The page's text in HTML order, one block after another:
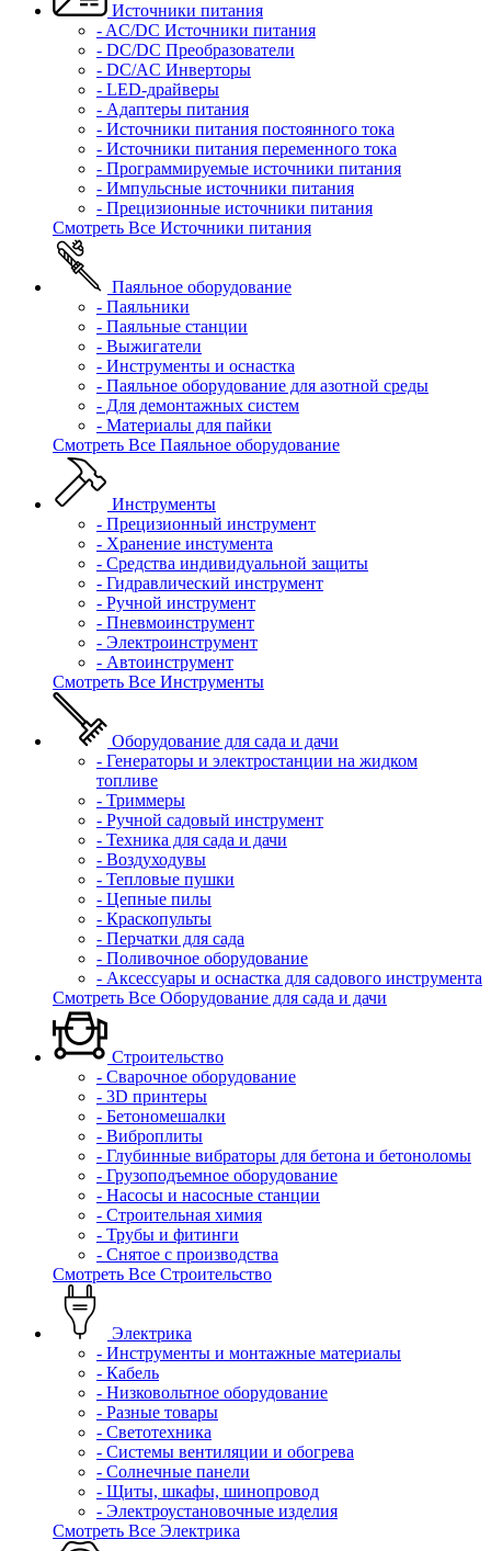
Источники питания
- AC/DC Источники питания
- DC/DC Преобразователи
- DC/AC Инверторы
- LED-драйверы
- Адаптеры питания
- Источники питания постоянного тока
- Источники питания переменного тока
- Программируемые источники питания
- Импульсные источники питания
- Прецизионные источники питания
Смотреть Все Источники питания
Паяльное оборудование
- Паяльники
- Паяльные станции
- Выжигатели
- Инструменты и оснастка
- Паяльное оборудование для азотной среды
- Для демонтажных систем
- Материалы для пайки
Смотреть Все Паяльное оборудование
Инструменты
- Прецизионный инструмент
- Хранение инстумента
- Средства индивидуальной защиты
- Гидравлический инструмент
- Ручной инструмент
- Пневмоинструмент
- Электроинструмент
- Автоинструмент
Смотреть Все Инструменты
Оборудование для сада и дачи
- Генераторы и электростанции на жидком
топливе
- Триммеры
- Ручной садовый инструмент
- Техника для сада и дачи
- Воздуходувы
- Тепловые пушки
- Цепные пилы
- Краскопульты
- Перчатки для сада
- Поливочное оборудование
- Аксессуары и оснастка для садового инструмента
Смотреть Все Оборудование для сада и дачи
Строительство
- Сварочное оборудование
- 3D принтеры
- Бетономешалки
- Виброплиты
- Глубинные вибраторы для бетона и бетоноломы
- Грузоподъемное оборудование
- Насосы и насосные станции
- Строительная химия
- Трубы и фитинги
- Снятое с производства
Смотреть Все Строительство
Электрика
- Инструменты и монтажные материалы
- Кабель
- Низковольтное оборудование
- Разные товары
- Светотехника
- Системы вентиляции и обогрева
- Солнечные панели
- Щиты, шкафы, шинопровод
- Электроустановочные изделия
Смотреть Все Электрика